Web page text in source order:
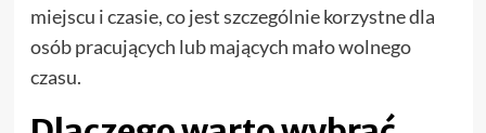
miejscu i czasie, co jest szczególnie korzystne dla
osób pracujących lub mających mało wolnego
czasu.